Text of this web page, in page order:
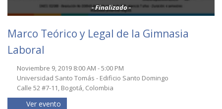
- Finalizado -
Marco Teórico y Legal de la Gimnasia
Laboral
Noviembre 9, 2019 8:00 AM - 5:00 PM
Universidad Santo Tomás - Edificio Santo Domingo
Calle 52 #7-11, Bogotá, Colombia
Ver evento